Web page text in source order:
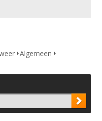
Algemeen